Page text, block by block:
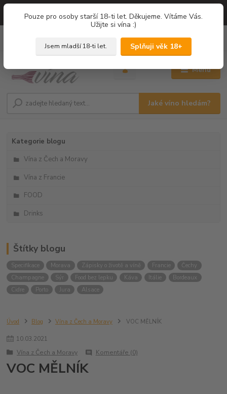
===
Pouze pro osoby starší 18-ti let. Děkujeme. Vítáme Vás.
Užijte si vína :)
Jsem mladší 18-ti let. Splňuji věk 18+
Menu
Jaké víno hledám?
0,00 Kč
Kategorie blogu
Vína z Čech a Moravy
Vína z Francie
FOOD
Drinks
Štítky blogu
Specifikace Morava Zápisky o životě a víně Francie
Čechy
Champagne
Sýr Food bez lepku Káva Itálie
Bordeaux
Cidre
Porto Jura Alsace
Úvod Blog Vína z Čech a Moravy VOC MĚLNÍK
10.03.2021
Vína z Čech a Moravy
Komentáře (0)
VOC MĚLNÍK